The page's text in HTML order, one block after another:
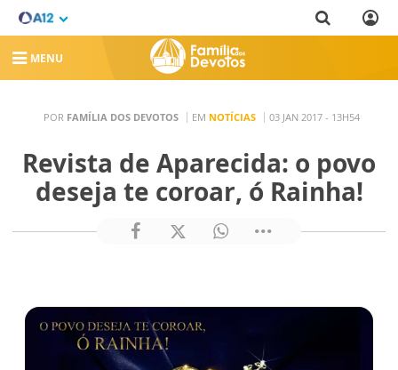
MENU
POR FAMÍLIA DOS DEVOTOS EM NOTÍCIAS 03 JAN 2017 - 13H54
Revista de Aparecida: o povo
deseja te coroar, ó Rainha!